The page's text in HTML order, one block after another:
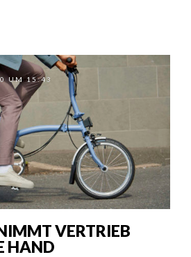
UM 15:43
VERTRIEB
HAND